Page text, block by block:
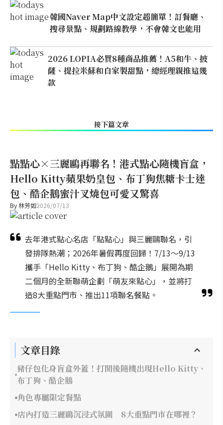
韓國Naver Map中文設定超簡單！訂餐廳、
搜尋景點、規劃路線教學，不會韓文也能用
2026 LOPIA必買8種商品推薦！A5和牛、披
薩、提拉米蘇和自家製甜點，總經理親推這幾
款
接下篇文章
點點心×三麗鷗再聯名！港式點心隨機盲盒，
Hello Kitty蘋果奶皇包、布丁狗焦糖卡士達
包、酷企鵝蜜汁叉燒包可愛又驚喜
By林芳如2026/07/13
去年港式點心名店「點點心」與三麗鷗聯名，引
發排隊熱潮；2026年暑假再度回歸！7/13～9/13
攜手「Hello Kitty、布丁狗、酷企鵝」展開為期
二個月的全新聯萌企劃「萌友來點心」，並將打
造8大重點門市、推出11項聯名餐點。
文章目錄
豬仔包化身盲盒外蓋！打開後隨機出現Hello Kitty、
布丁狗、酷企鵝
角色專屬限定餐點
店內打造三麗鷗沉浸式氛圍 8大重點門市在哪裡？